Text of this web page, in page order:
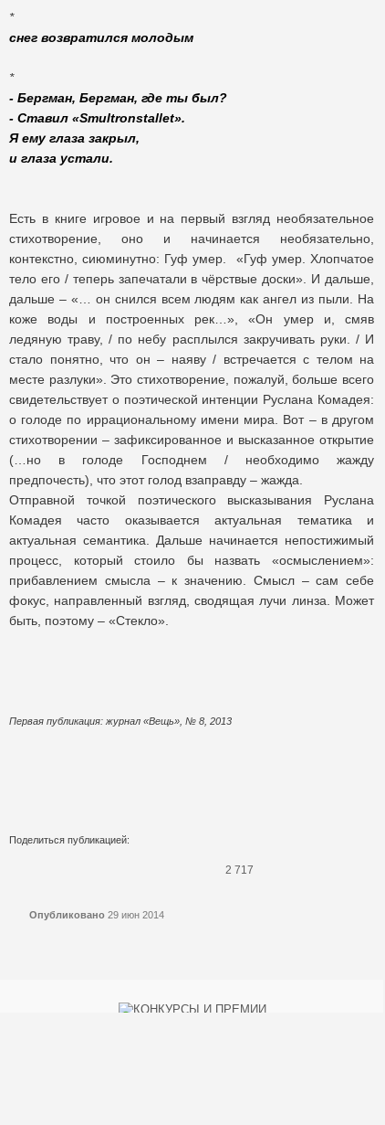
*
снег возвратился молодым
*
- Бергман, Бергман, где ты был?
- Ставил «Smultronstallet».
Я ему глаза закрыл,
и глаза устали.
Есть в книге игровое и на первый взгляд необязательное
стихотворение, оно и начинается необязательно,
контекстно, сиюминутно: Гуф умер. «Гуф умер. Хлопчатое
тело его / теперь запечатали в чёрствые доски». И дальше,
дальше – «… он снился всем людям как ангел из пыли. На
коже воды и построенных рек…», «Он умер и, смяв
ледяную траву, / по небу расплылся закручивать руки. / И
стало понятно, что он – наяву / встречается с телом на
месте разлуки». Это стихотворение, пожалуй, больше всего
свидетельствует о поэтической интенции Руслана Комадея:
о голоде по иррациональному имени мира. Вот – в другом
стихотворении – зафиксированное и высказанное открытие
(…но в голоде Господнем / необходимо жажду
предпочесть), что этот голод взаправду – жажда.
Отправной точкой поэтического высказывания Руслана
Комадея часто оказывается актуальная тематика и
актуальная семантика. Дальше начинается непостижимый
процесс, который стоило бы назвать «осмыслением»:
прибавлением смысла – к значению. Смысл – сам себе
фокус, направленный взгляд, сводящая лучи линза. Может
быть, поэтому – «Стекло».
Первая публикация: журнал «Вещь», № 8, 2013
Поделиться публикацией:
2 717
Опубликовано 29 июн 2014